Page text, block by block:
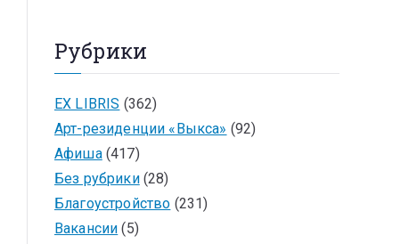
Рубрики
EX LIBRIS (362)
Арт-резиденции «Выкса» (92)
Афиша(417)
Без рубрики(28)
Благоустройство (231)
Вакансии (5)